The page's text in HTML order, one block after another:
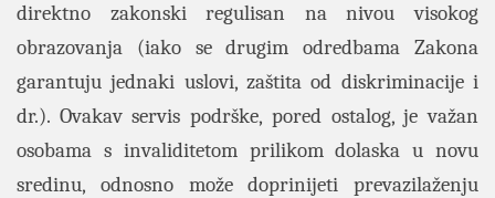
direktno zakonski regulisan na nivou visokog
obrazovanja (iako se drugim odredbama Zakona
garantuju jednaki uslovi, zaštita od diskriminacije i
dr.). Ovakav servis podrške, pored ostalog, je važan
osobama s invaliditetom prilikom dolaska u novu
sredinu, odnosno može doprinijeti prevazilaženju